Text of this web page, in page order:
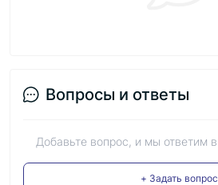
Вопросы и ответы
Добавьте вопрос, и мы ответим
+ Задать вопрос